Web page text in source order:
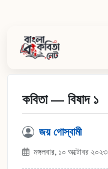
কবিতা — বিষাদ ১
জয় গোস্বামী
মঙ্গলবার, ১০ অক্টোবর ২০২৩